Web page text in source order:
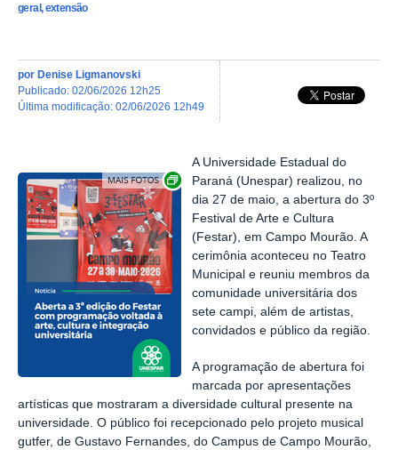
geral, extensão
por Denise Ligmanovski
publicado: 02/06/2026 12h25
última modificação: 02/06/2026 12h49
Exibir carrossel de imagens
A Universidade Estadual do
Paraná (Unespar) realizou, no
dia 27 de maio, a abertura do 3º
Festival de Arte e Cultura
(Festar), em Campo Mourão. A
cerimônia aconteceu no Teatro
Municipal e reuniu membros da
comunidade universitária dos
sete campi, além de artistas,
convidados e público da região.
A programação de abertura foi
marcada por apresentações
artísticas que mostraram a diversidade cultural presente na
universidade. O público foi recepcionado pelo projeto musical
gutfer, de Gustavo Fernandes, do Campus de Campo Mourão,